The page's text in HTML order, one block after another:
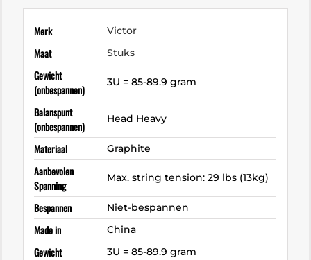
Merk Victor
Maat Stuks
Gewicht
(onbespannen)
3U = 85-89.9 gram
Balanspunt
(onbespannen)
Head Heavy
Materiaal Graphite
Aanbevolen
Spanning
Max. string tension: 29 lbs (13kg)
Bespannen Niet-bespannen
Made in China
Gewicht 3U = 85-89.9 gram